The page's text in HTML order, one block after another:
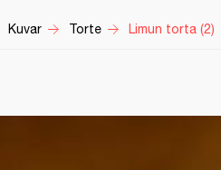
Kuvar Torte Limun torta (2)